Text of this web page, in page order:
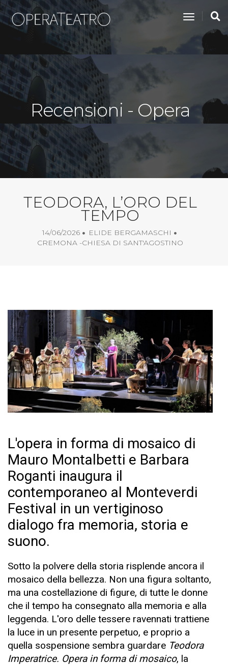
toggle
Recensioni - Opera
TEODORA, L’ORO DEL
TEMPO
14/06/2026
ELIDE BERGAMASCHI
CREMONA -CHIESA DI SANT'AGOSTINO
L'opera in forma di mosaico di
Mauro Montalbetti e Barbara
Roganti inaugura il
contemporaneo al Monteverdi
Festival in un vertiginoso
dialogo fra memoria, storia e
suono.
Sotto la polvere della storia risplende ancora il
mosaico della bellezza. Non una figura soltanto,
ma una costellazione di figure, di tutte le donne
che il tempo ha consegnato alla memoria e alla
leggenda. L'oro delle tessere ravennati trattiene
la luce in un presente perpetuo, e proprio a
quella sospensione sembra guardare Teodora
Imperatrice. Opera in forma di mosaico, la